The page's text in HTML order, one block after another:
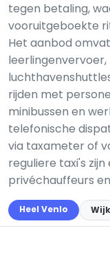
tegen betaling,
vooruitgeboekte
Het aanbod
rijden met
minibussen en
telefonische
via taxameter of
reguliere taxi's
privéchauffeurs
Heel Venlo